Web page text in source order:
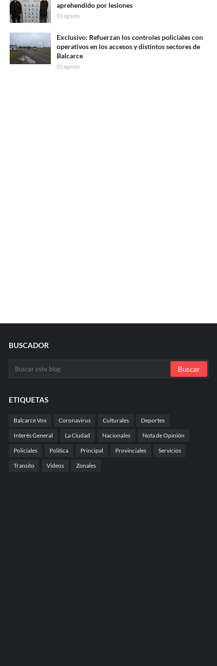
aprehendido por lesiones
03 agosto
Exclusivo: Refuerzan los controles policiales con
operativos en los accesos y distintos sectores de
Balcarce
01 agosto
BUSCADOR
ETIQUETAS
Balcarce Vox Coronavirus Culturales Deportes
Interés General La Ciudad Nacionales Nota de Opinión
Policiales Politica Principal Provinciales Servicios
Transito Videos Zonales